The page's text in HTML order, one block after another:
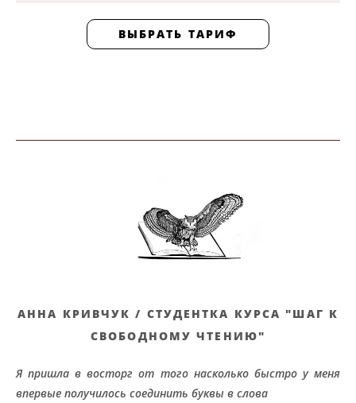
ВЫБРАТЬ ТАРИФ
АННА КРИВЧУК / СТУДЕНТКА КУРСА "ШАГ К
СВОБОДНОМУ ЧТЕНИЮ"
Я пришла в восторг от того насколько быстро у меня
впервые получилось соединить буквы в слова